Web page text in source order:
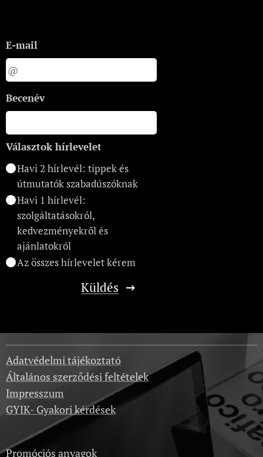
E-mail
Becenév
Választok hírlevelet
Havi 2 hírlevél: tippek és
útmutatók szabadúszóknak
Havi 1 hírlevél:
szolgáltatásokról,
kedvezményekről és
ajánlatokról
Az összes hírlevelet kérem
Küldés
Adatvédelmi tájékoztató
Általános szerződési feltételek
Impresszum
GYIK- Gyakori kérdések
Promóciós anyagok